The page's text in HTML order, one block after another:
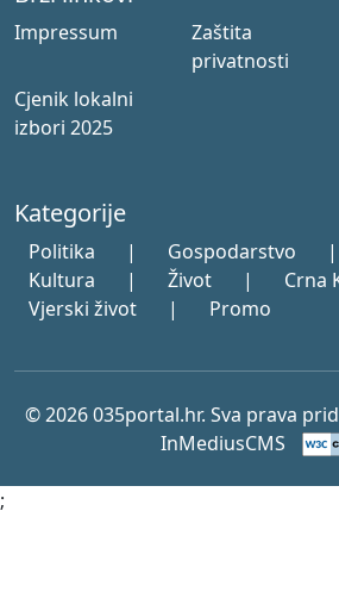
Impressum
Zaštita
privatnosti
Cjenik lokalni
izbori 2025
Kategorije
Politika | Gospodarstvo |
Kultura
| Život | Crna
Vjerski život
| Promo
© 2026 035portal.hr. Sva prava
InMediusCMS
;